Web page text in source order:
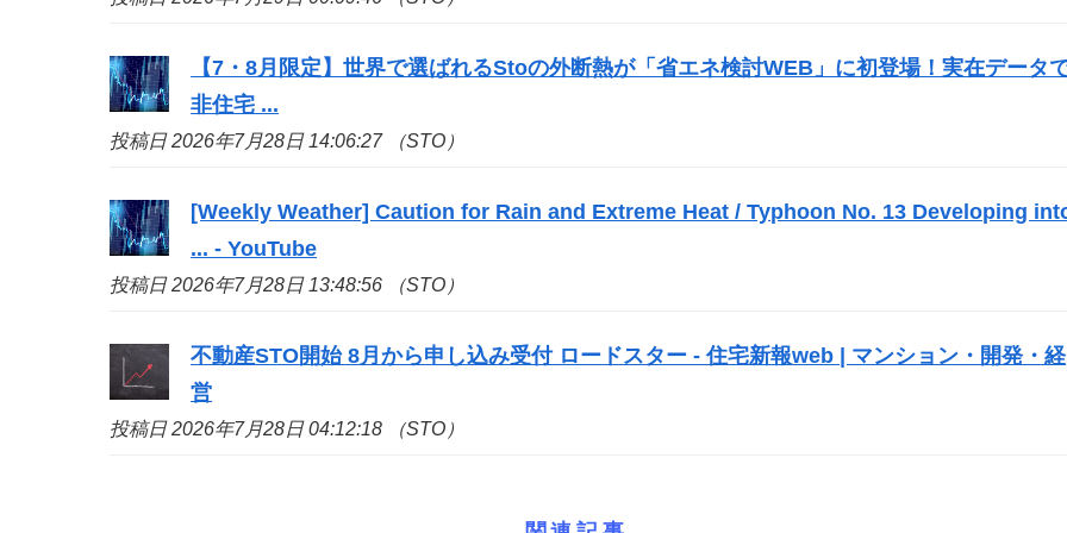
【7・8月限定】世界で選ばれるStoの外断熱が「省エネ検討WEB」に初登場！実在データ
非住宅 ...
投稿日 2026年7月28日 14:06:27 （STO）
[Weekly Weather] Caution for Rain and Extreme Heat / Typhoon No. 13 Developing
... - YouTube
投稿日 2026年7月28日 13:48:56 （STO）
不動産STO開始 8月から申し込み受付 ロードスター - 住宅新報web | マンション・開発・経
営
投稿日 2026年7月28日 04:12:18 （STO）